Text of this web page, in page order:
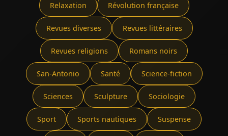
Relaxation Révolution française
Revues diverses Revues littéraires
Revues religions Romans noirs
San-Antonio Santé Science-fiction
Sciences Sculpture Sociologie
Sport Sports nautiques Suspense